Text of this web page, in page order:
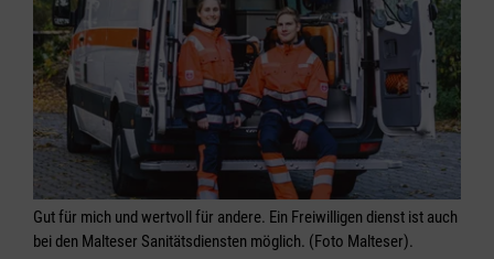
Gut für mich und wertvoll für andere. Ein Freiwilligen dienst ist auch
bei den Malteser Sanitätsdiensten möglich. (Foto Malteser).